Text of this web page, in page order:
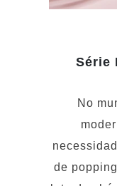
de
lata de
pronto